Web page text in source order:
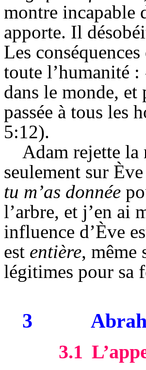
montre incapable
apporte. Il
Les
toute l’humanité :
dans le monde,
passée à tous les
5:12).
Adam rejette
seulement sur
tu m’as donnée
l’arbre, et j’en ai
influence d’Ève
est entière, même
légitimes pour sa
3
3.1